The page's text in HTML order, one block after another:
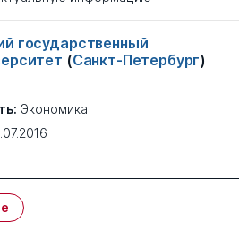
государственный
(Санкт-Петербург)
Экономика